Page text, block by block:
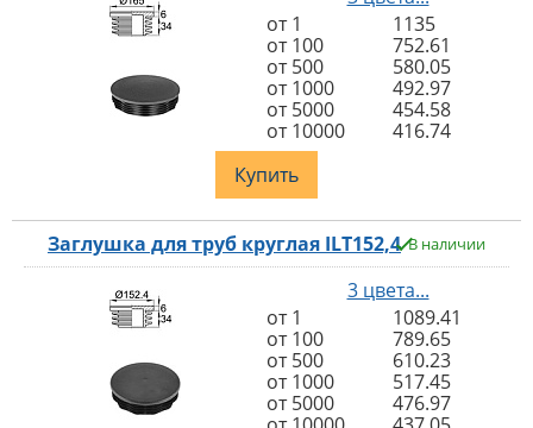
от 1
1135
от 100
752.61
от 500
580.05
от 1000
492.97
от 5000
454.58
от 10000
416.74
Купить
Заглушка для труб круглая ILT152,4 В наличии
3 цвета...
от 1
1089.41
от 100
789.65
от 500
610.23
от 1000
517.45
от 5000
476.97